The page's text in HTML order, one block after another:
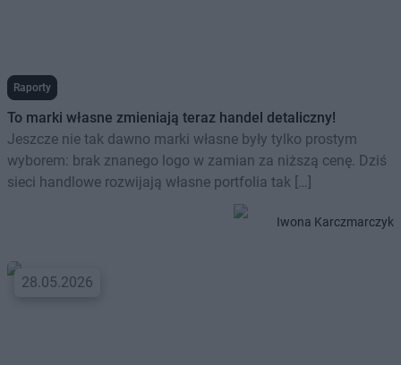
Raporty
To marki własne zmieniają teraz handel detaliczny!
Jeszcze nie tak dawno marki własne były tylko prostym
wyborem: brak znanego logo w zamian za niższą cenę. Dziś
sieci handlowe rozwijają własne portfolia tak […]
Iwona Karczmarczyk
28.05.2026